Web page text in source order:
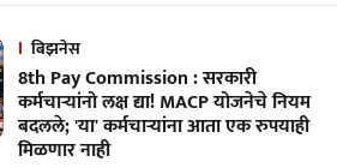
बिझनेस
8th Pay Commission : सरकारी
कर्मचाऱ्यांनो लक्ष द्या! MACP योजनेचे नियम
बदलले; 'या' कर्मचाऱ्यांना आता एक रुपयाही
मिळणार नाही